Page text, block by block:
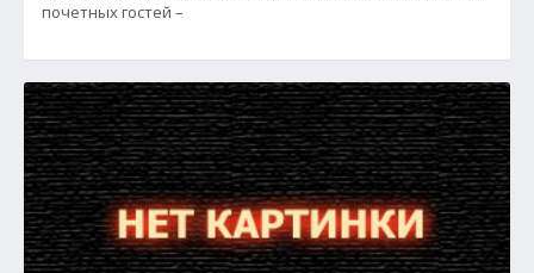
почетных гостей –